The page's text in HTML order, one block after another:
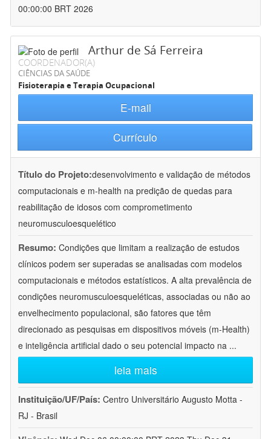
00:00:00 BRT 2026
Arthur de Sá Ferreira
COORDENADOR(A)
CIÊNCIAS DA SAÚDE
Fisioterapia e Terapia Ocupacional
E-mail
Currículo
Título do Projeto:desenvolvimento e validação de métodos
computacionais e m-health na predição de quedas para
reabilitação de idosos com comprometimento
neuromusculoesquelético
Resumo: Condições que limitam a realização de estudos
clínicos podem ser superadas se analisadas com modelos
computacionais e métodos estatísticos. A alta prevalência de
condições neuromusculoesqueléticas, associadas ou não ao
envelhecimento populacional, são fatores que têm
direcionado as pesquisas em dispositivos móveis (m-Health)
e inteligência artificial dado o seu potencial impacto na ...
leia mais
Instituição/UF/País: Centro Universitário Augusto Motta -
RJ - Brasil